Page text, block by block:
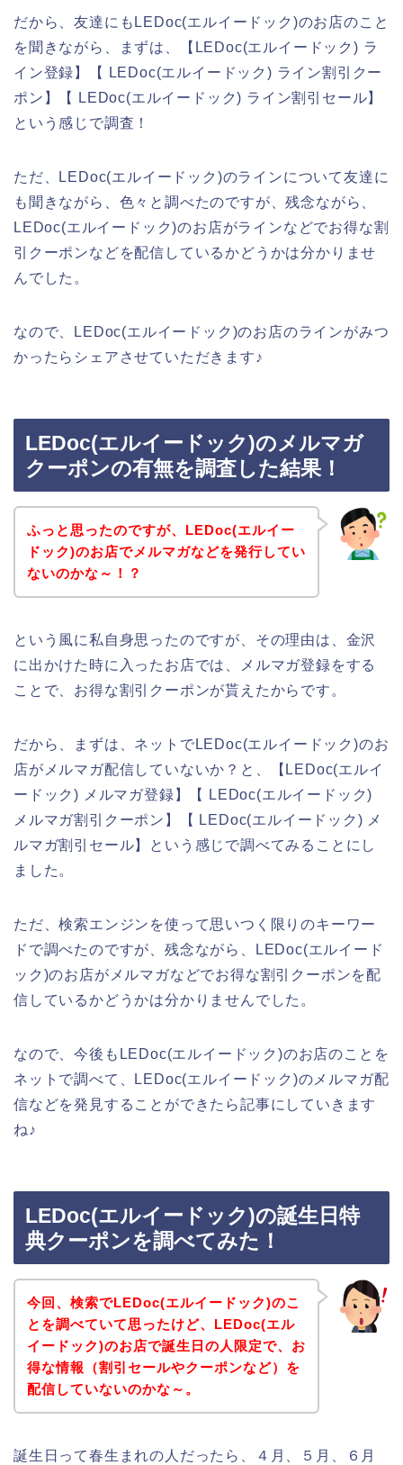
だから、友達にもLEDoc(エルイードック)のお店のこと
を聞きながら、まずは、【LEDoc(エルイードック) ラ
イン登録】【 LEDoc(エルイードック) ライン割引クー
ポン】【 LEDoc(エルイードック) ライン割引セール】
という感じで調査！
ただ、LEDoc(エルイードック)のラインについて友達に
も聞きながら、色々と調べたのですが、残念ながら、
LEDoc(エルイードック)のお店がラインなどでお得な割
引クーポンなどを配信しているかどうかは分かりませ
んでした。
なので、LEDoc(エルイードック)のお店のラインがみつ
かったらシェアさせていただきます♪
LEDoc(エルイードック)のメルマガ
クーポンの有無を調査した結果！
ふっと思ったのですが、LEDoc(エルイー
ドック)のお店でメルマガなどを発行してい
ないのかな～！？
という風に私自身思ったのですが、その理由は、金沢
に出かけた時に入ったお店では、メルマガ登録をする
ことで、お得な割引クーポンが貰えたからです。
だから、まずは、ネットでLEDoc(エルイードック)のお
店がメルマガ配信していないか？と、【LEDoc(エルイ
ードック) メルマガ登録】【 LEDoc(エルイードック)
メルマガ割引クーポン】【 LEDoc(エルイードック) メ
ルマガ割引セール】という感じで調べてみることにし
ました。
ただ、検索エンジンを使って思いつく限りのキーワー
ドで調べたのですが、残念ながら、LEDoc(エルイード
ック)のお店がメルマガなどでお得な割引クーポンを配
信しているかどうかは分かりませんでした。
なので、今後もLEDoc(エルイードック)のお店のことを
ネットで調べて、LEDoc(エルイードック)のメルマガ配
信などを発見することができたら記事にしていきます
ね♪
LEDoc(エルイードック)の誕生日特
典クーポンを調べてみた！
今回、検索でLEDoc(エルイードック)のこ
とを調べていて思ったけど、LEDoc(エル
イードック)のお店で誕生日の人限定で、お
得な情報（割引セールやクーポンなど）を
配信していないのかな～。
誕生日って春生まれの人だったら、４月、５月、６月